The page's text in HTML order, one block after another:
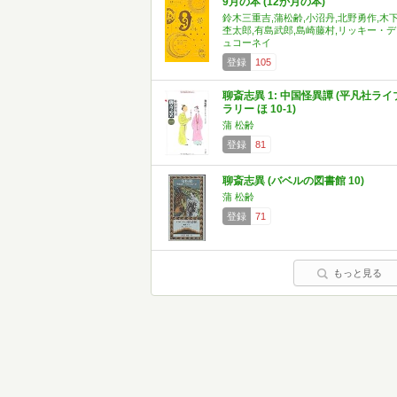
鈴木三重吉,蒲松齢,小沼丹,北野勇作,木
杢太郎,有島武郎,島崎藤村,リッキー・デ
ュコーネイ
登録
105
聊斎志異 1: 中国怪異譚 (平凡社ライ
ラリー ほ 10-1)
蒲 松齢
登録
81
聊斎志異 (バベルの図書館 10)
蒲 松齢
登録
71
もっと見る